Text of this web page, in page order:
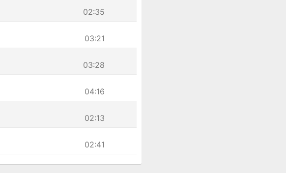
02:35
03:21
03:28
04:16
02:13
02:41